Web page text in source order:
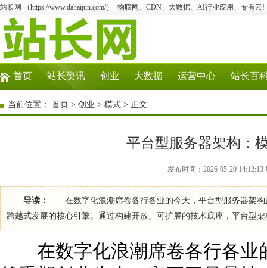
站长网 （https://www.dahaijun.com/）- 物联网、CDN、大数据、AI行业应用、专有云!
首页 站长资讯 创业 大数据 运营中心 站长百
当前位置： 首页 > 创业 > 模式 > 正文
平台型服务器架构：
发布时间：2026-05-20
导读：
在数字化浪潮席卷各行各业的今天，平台型服务器架构
跨越式发展的核心引擎。通过构建开放、可扩展的技术底座，平台型
在数字化浪潮席卷各行各业